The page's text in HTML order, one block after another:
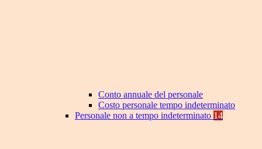
Conto annuale del personale
Costo personale tempo indeterminato
Personale non a tempo indeterminato 14